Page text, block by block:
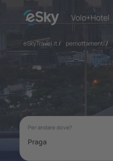
Volo+Hotel
eSkyTravel.it / pernottamenti/